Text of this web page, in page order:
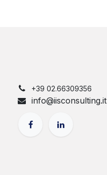
+39 02.66309356
info@iisconsulting.it